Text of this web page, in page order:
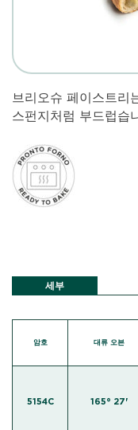
브리오슈 페이스트리
스펀지처럼 부드럽습
세부
암호 대류 오븐
5154C 165° 27'